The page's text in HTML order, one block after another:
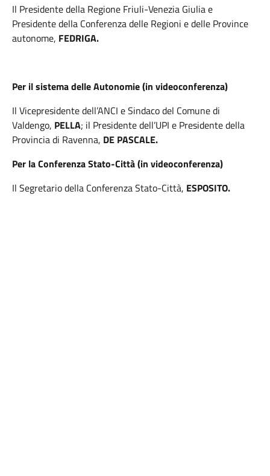
Il Presidente della Regione Friuli-Venezia Giulia e
Presidente della Conferenza delle Regioni e delle Province
autonome, FEDRIGA.
Per il sistema delle Autonomie (in videoconferenza)
Il Vicepresidente dell’ANCI e Sindaco del Comune di
Valdengo, PELLA; il Presidente dell’UPI e Presidente della
Provincia di Ravenna, DE PASCALE.
Per la Conferenza Stato-Città (in videoconferenza)
Il Segretario della Conferenza Stato-Città, ESPOSITO.